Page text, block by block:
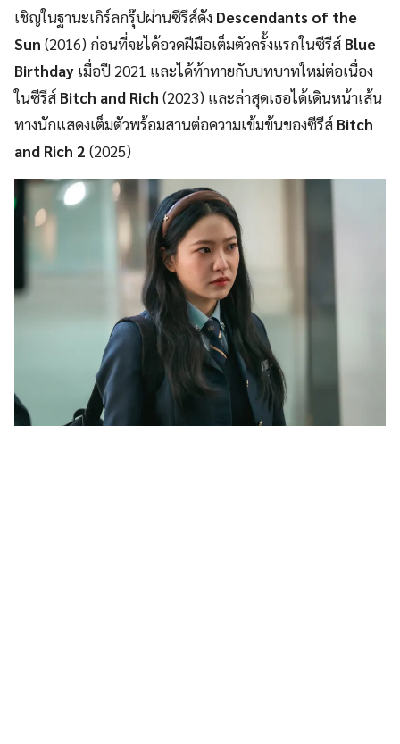
เชิญในฐานะเกิร์ลกรุ๊ปผ่านซีรีส์ดัง Descendants of the
Sun (2016) ก่อนที่จะได้อวดฝีมือเต็มตัวครั้งแรกในซีรีส์ Blue
Birthday เมื่อปี 2021 และได้ท้าทายกับบทบาทใหม่ต่อเนื่อง
ในซีรีส์ Bitch and Rich (2023) และล่าสุดเธอได้เดินหน้าเส้น
ทางนักแสดงเต็มตัวพร้อมสานต่อความเข้มข้นของซีรีส์ Bitch
and Rich 2 (2025)